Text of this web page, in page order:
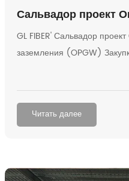
Сальвадор проект
провод заземления
закупки дело
GL FIBER' Сальвадор
заземления (OPGW)
Читать далее